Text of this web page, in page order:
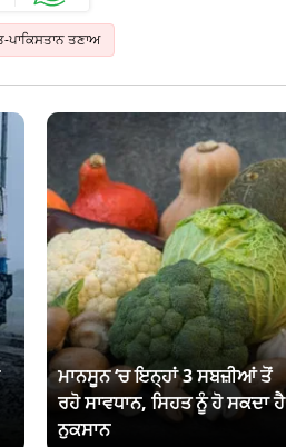
ਪਾਕਿਸਤਾਨ ਤਣਾਅ
ਮਾਨਸੂਨ ‘ਚ ਇਨ੍ਹਾਂ 3 ਸਬਜ਼ੀਆਂ ਤੋਂ
ਰਹੋ ਸਾਵਧਾਨ, ਸਿਹਤ ਨੂੰ ਹੋ ਸਕਦਾ ਹੈ
ਨੁਕਸਾਨ